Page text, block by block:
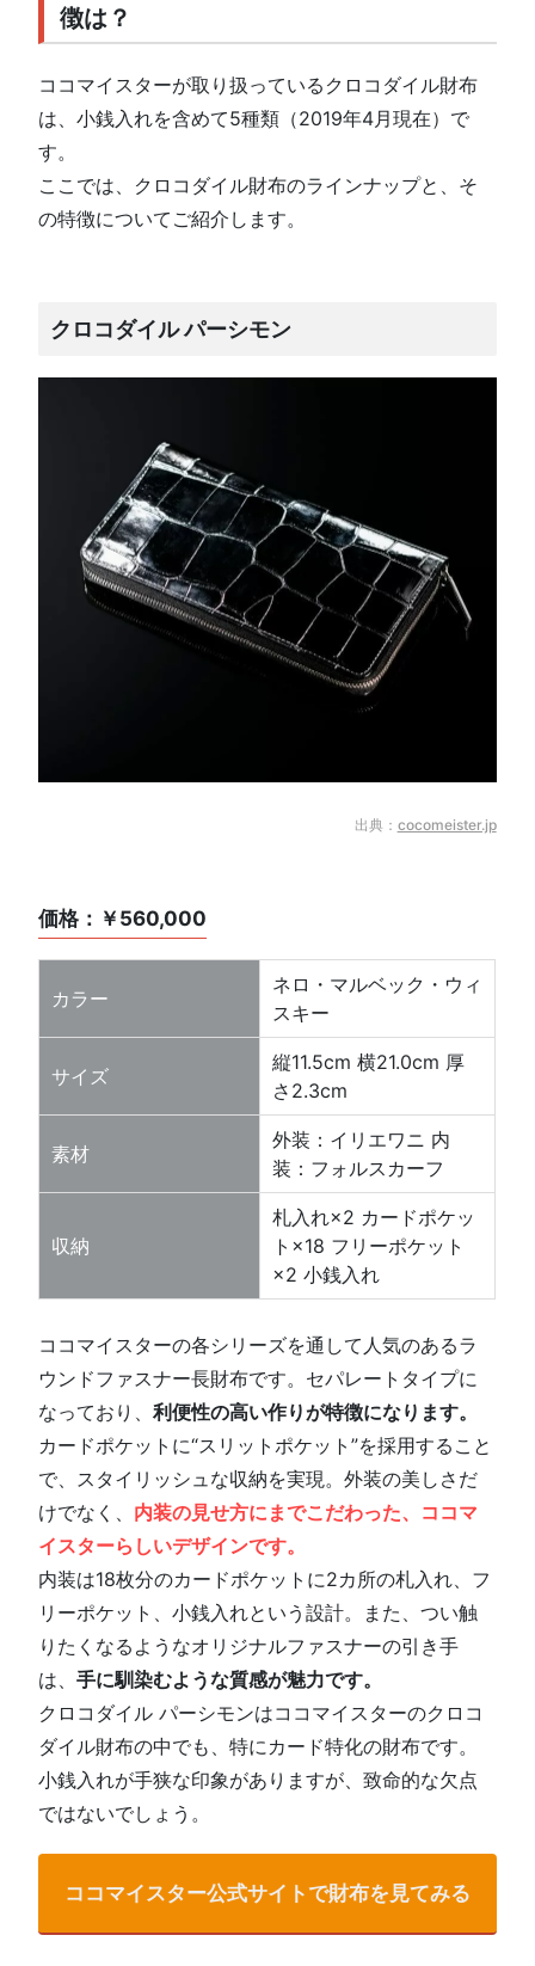
徴は？
ココマイスターが取り扱っているクロコダイル財布
は、小銭入れを含めて5種類（2019年4月現在）で
す。
ここでは、クロコダイル財布のラインナップと、そ
の特徴についてご紹介します。
クロコダイル パーシモン
出典： cocomeister.jp
価格：￥560,000
カラー
ネロ・マルベック・ウィ
スキー
サイズ
縦11.5cm 横21.0cm 厚
さ2.3cm
素材
外装：イリエワニ 内
装：フォルスカーフ
収納
札入れ×2 カードポケッ
ト×18 フリーポケット
×2 小銭入れ
ココマイスターの各シリーズを通して人気のあるラ
ウンドファスナー長財布です。セパレートタイプに
なっており、利便性の高い作りが特徴になります。
カードポケットに“スリットポケット”を採用すること
で、スタイリッシュな収納を実現。外装の美しさだ
けでなく、 内装の見せ方にまでこだわった、ココマ
イスターらしいデザインです。
内装は18枚分のカードポケットに2カ所の札入れ、フ
リーポケット、小銭入れという設計。また、つい触
りたくなるようなオリジナルファスナーの引き手
は、手に馴染むような質感が魅力です。
クロコダイル パーシモンはココマイスターのクロコ
ダイル財布の中でも、特にカード特化の財布です。
小銭入れが手狭な印象がありますが、致命的な欠点
ではないでしょう。
ココマイスター公式サイトで財布を見てみる